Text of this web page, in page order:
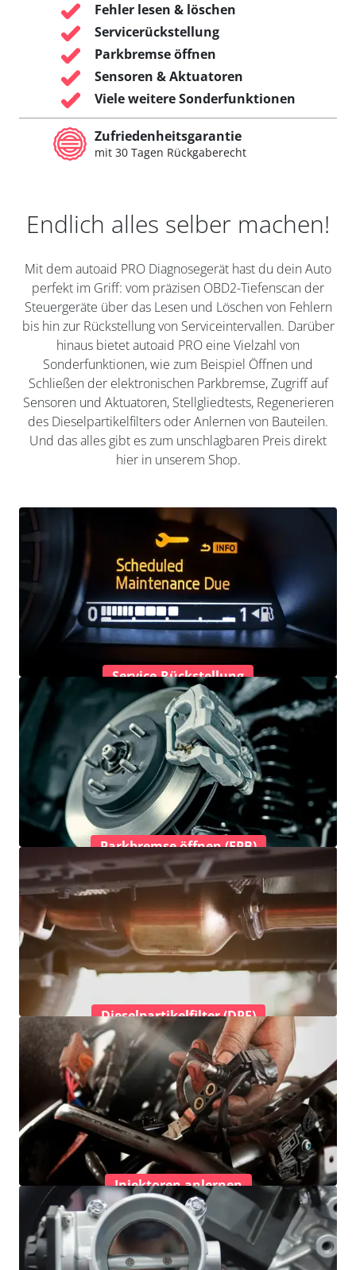
Fehler lesen & löschen
Servicerückstellung
Parkbremse öffnen
Sensoren & Aktuatoren
Viele weitere Sonderfunktionen
Zufriedenheitsgarantie
mit 30 Tagen Rückgaberecht
Endlich alles selber machen!
Mit dem autoaid PRO Diagnosegerät hast du dein Auto
perfekt im Griff: vom präzisen OBD2-Tiefenscan der
Steuergeräte über das Lesen und Löschen von Fehlern
bis hin zur Rückstellung von Serviceintervallen. Darüber
hinaus bietet autoaid PRO eine Vielzahl von
Sonderfunktionen, wie zum Beispiel Öffnen und
Schließen der elektronischen Parkbremse, Zugriff auf
Sensoren und Aktuatoren, Stellgliedtests, Regenerieren
des Dieselpartikelfilters oder Anlernen von Bauteilen.
Und das alles gibt es zum unschlagbaren Preis direkt
hier in unserem Shop.
Service-Rückstellung
Parkbremse öffnen (EPB)
Dieselpartikelfilter (DPF)
Injektoren anlernen